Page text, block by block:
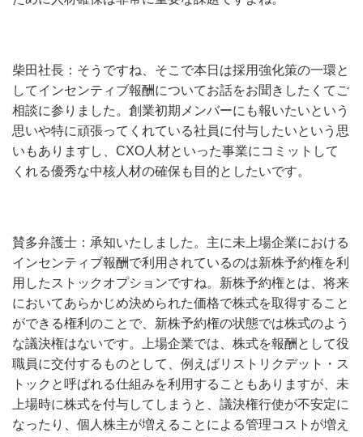
柴田社長：そうですね、そこで本日は採用強化策の一環と
してインセンティブ報酬についてお話をお聞きしたくてご
相談に参りました。創業初期メンバーにも報いたいという
思いや特に頑張ってくれている社員に付与したいという思
いもありますし、CXO人材といった事業にコミットして
くれる優秀な中核人材の確保も目的としたいです。
賛多弁護士：承知いたしました。主に未上場企業における
インセンティブ報酬で利用されているのは新株予約権を利
用したストックオプションですね。新株予約権とは、将来
においてあらかじめ決められた価格で株式を取得すること
ができる権利のことで、新株予約権の状態では株式のよう
な議決権はないです。上場企業では、株式を報酬として役
職員に交付するものとして、例えばリストリクデット・ス
トックと呼ばれる仕組みを利用することもありますが、未
上場時に株式を付与してしまうと、議決権行使が不安定に
なったり、個人株主が増えることによる管理コストが増え